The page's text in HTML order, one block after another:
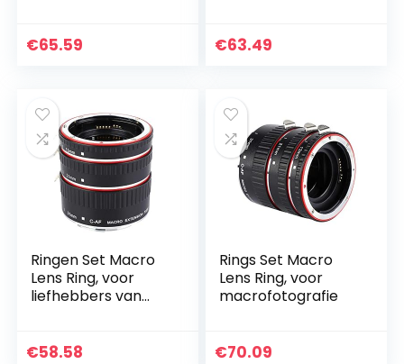
Camera Lens
€65.59 €63.49
Ringen Set Macro
Lens Ring, voor
liefhebbers van
€58.58
Rings Set Macro
Lens Ring, voor
macrofotografie
€70.09